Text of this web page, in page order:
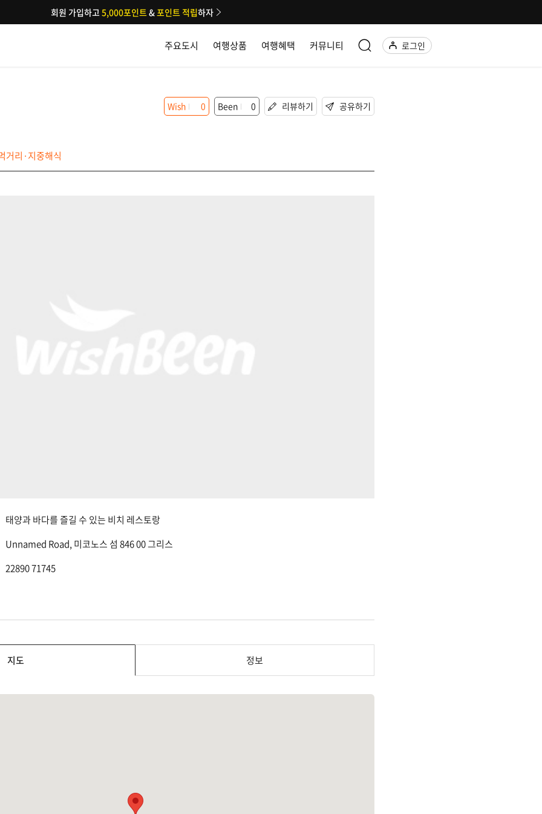
주요도시 여행상품 여행혜택 커뮤니티 로그인
회원 가입하고5,000포인트&포인트 적립하자
거리·지중해식
Wish 0 Been 0 리뷰하기 공유하기
태양과 바다를 즐길 수 있는 비치 레스토랑
Unnamed Road, 미코노스 섬 846 00 그리스
22890 71745
지도 정보